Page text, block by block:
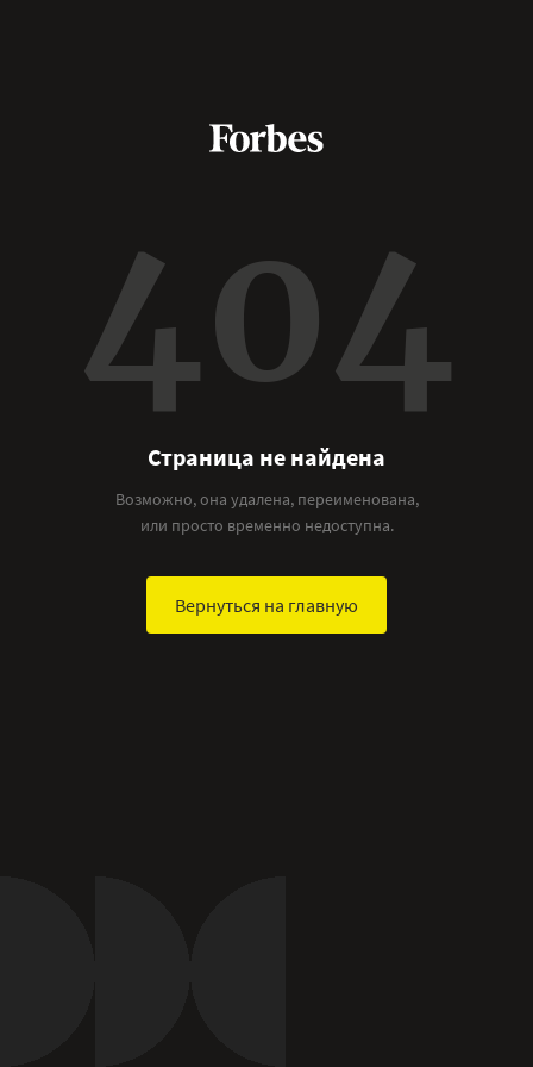
404
Страница не найдена
Возможно, она удалена, переименована,
или просто временно недоступна.
Вернуться на главную